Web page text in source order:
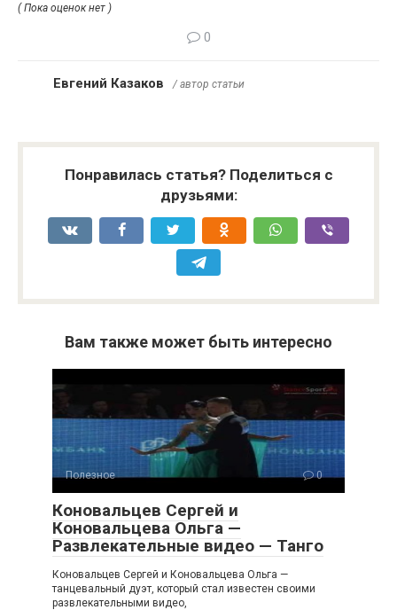
( Пока оценок нет )
0
Евгений Казаков / автор статьи
Понравилась статья? Поделиться с
друзьями:
Вам также может быть интересно
Полезное 0
Коновальцев Сергей и
Коновальцева Ольга —
Развлекательные видео — Танго
Коновальцев Сергей и Коновальцева Ольга —
танцевальный дуэт, который стал известен своими
развлекательными видео,